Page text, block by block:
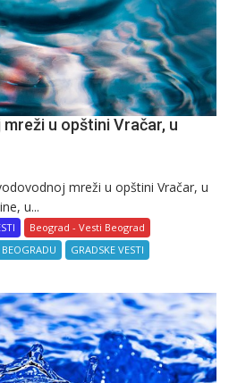
u opštini Vračar, u
mreži u opštini Vračar, u
u...
Beograd - Vesti Beograd
GRADSKE VESTI